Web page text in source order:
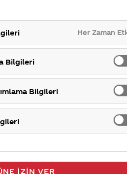
Her Zaman
Bilgileri
Bilgileri
İZIN VER